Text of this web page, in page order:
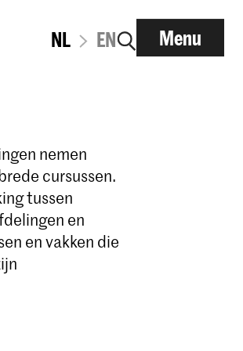
NL EN Menu
nemen
cursussen.
tussen
en
en vakken die